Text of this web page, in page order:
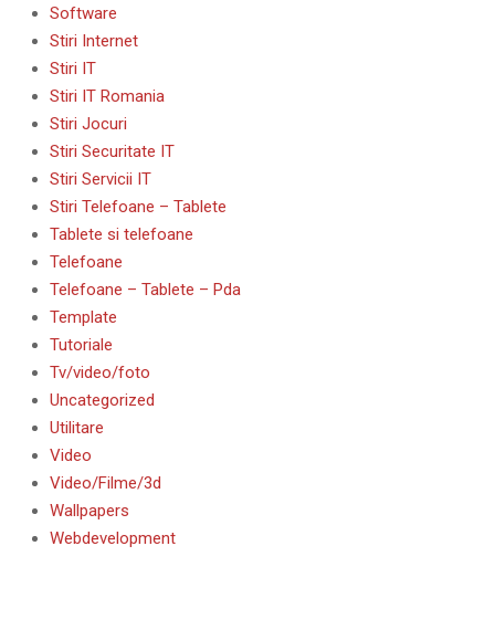
Software
Stiri Internet
Stiri IT
Stiri IT Romania
Stiri Jocuri
Stiri Securitate IT
Stiri Servicii IT
Stiri Telefoane – Tablete
Tablete si telefoane
Telefoane
Telefoane – Tablete – Pda
Template
Tutoriale
Tv/video/foto
Uncategorized
Utilitare
Video
Video/Filme/3d
Wallpapers
Webdevelopment